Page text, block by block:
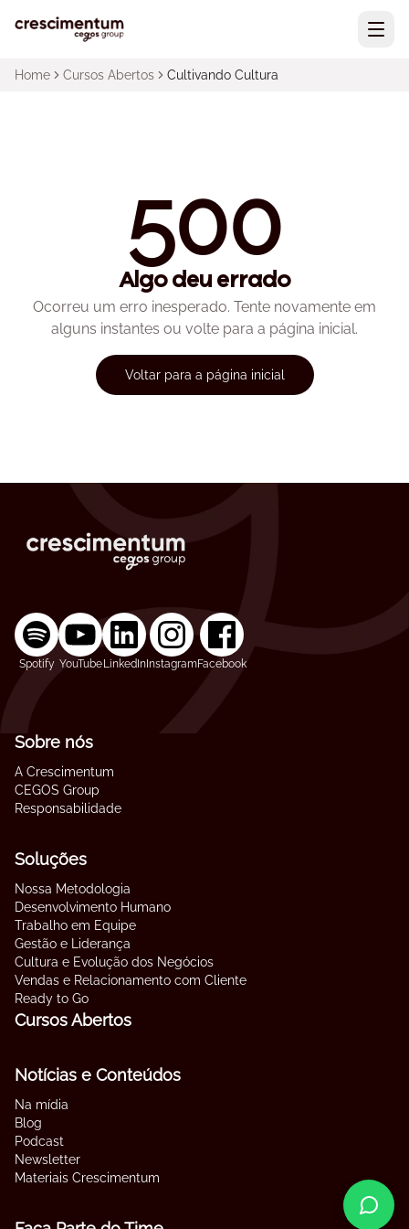
Home Cursos Abertos Cultivando Cultura
500
Algo deu errado
Ocorreu um erro inesperado. Tente novamente em
alguns instantes ou volte para a página inicial.
Voltar para a página inicial
Spotify YouTubeLinkedInInstagramFacebook
Sobre nós
A Crescimentum
CEGOS Group
Responsabilidade
Soluções
Nossa Metodologia
Desenvolvimento Humano
Trabalho em Equipe
Gestão e Liderança
Cultura e Evolução dos Negócios
Vendas e Relacionamento com Cliente
Ready to Go
Cursos Abertos
Notícias e Conteúdos
Na mídia
Blog
Podcast
Newsletter
Materiais Crescimentum